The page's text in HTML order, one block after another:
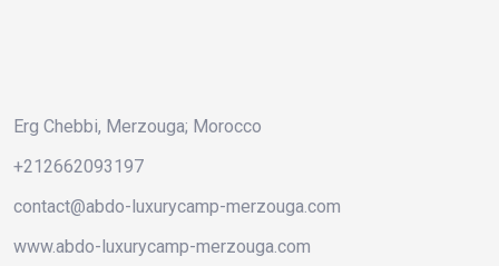
Erg Chebbi, Merzouga; Morocco
+212662093197
contact@abdo-luxurycamp-merzouga.com
www.abdo-luxurycamp-merzouga.com